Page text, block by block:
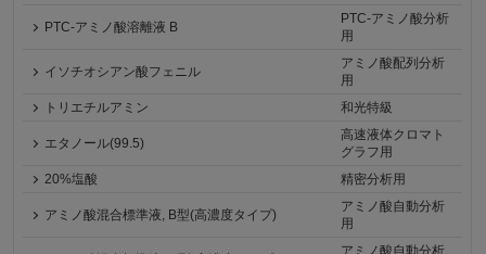
PTC-アミノ酸溶離液 B
PTC-アミノ酸分析
用
イソチオシアン酸フェニル
アミノ酸配列分析
用
トリエチルアミン
和光特級
エタノール(99.5)
高速液体クロマト
グラフ用
20%塩酸
精密分析用
アミノ酸混合標準液, B型(高濃度タイプ)
アミノ酸自動分析
用
アミノ酸自動分析